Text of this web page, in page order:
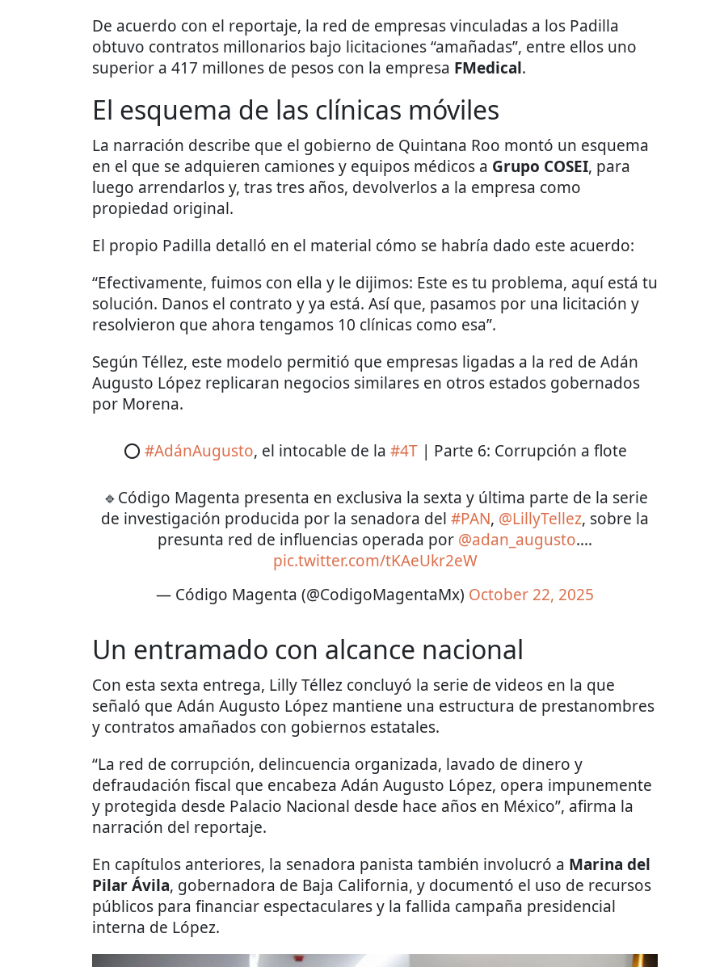
De acuerdo con el reportaje, la red de empresas vinculadas a los Padilla
obtuvo contratos millonarios bajo licitaciones “amañadas”, entre ellos uno
superior a 417 millones de pesos con la empresa FMedical.
El esquema de las clínicas móviles
La narración describe que el gobierno de Quintana Roo montó un esquema
en el que se adquieren camiones y equipos médicos a Grupo COSEI, para
luego arrendarlos y, tras tres años, devolverlos a la empresa como
propiedad original.
El propio Padilla detalló en el material cómo se habría dado este acuerdo:
“Efectivamente, fuimos con ella y le dijimos: Este es tu problema, aquí está tu
solución. Danos el contrato y ya está. Así que, pasamos por una licitación y
resolvieron que ahora tengamos 10 clínicas como esa”.
Según Téllez, este modelo permitió que empresas ligadas a la red de Adán
Augusto López replicaran negocios similares en otros estados gobernados
por Morena.
⭕#AdánAugusto, el intocable de la #4T| Parte 6: Corrupción a flote
🔹Código Magenta presenta en exclusiva la sexta y última parte de la serie
de investigación producida por la senadora del #PAN, @LillyTellez, sobre la
presunta red de influencias operada por @adan_augusto.…
pic.twitter.com/tKAeUkr2eW
— Código Magenta (@CodigoMagentaMx) October 22, 2025
Un entramado con alcance nacional
Con esta sexta entrega, Lilly Téllez concluyó la serie de videos en la que
señaló que Adán Augusto López mantiene una estructura de prestanombres
y contratos amañados con gobiernos estatales.
“La red de corrupción, delincuencia organizada, lavado de dinero y
defraudación fiscal que encabeza Adán Augusto López, opera impunemente
y protegida desde Palacio Nacional desde hace años en México”, afirma la
narración del reportaje.
En capítulos anteriores, la senadora panista también involucró a Marina del
Pilar Ávila, gobernadora de Baja California, y documentó el uso de recursos
públicos para financiar espectaculares y la fallida campaña presidencial
interna de López.